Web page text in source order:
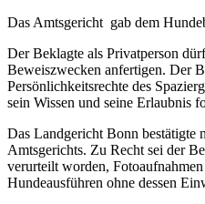
Das Amtsgericht gab dem
Der Beklagte als Privatperson
Beweiszwecken anfertigen. Der
Persönlichkeitsrechte des
sein Wissen und seine Erlaubnis
Das Landgericht Bonn bestätigte
Amtsgerichts. Zu Recht sei der
verurteilt worden,
Hundeausführen ohne dessen